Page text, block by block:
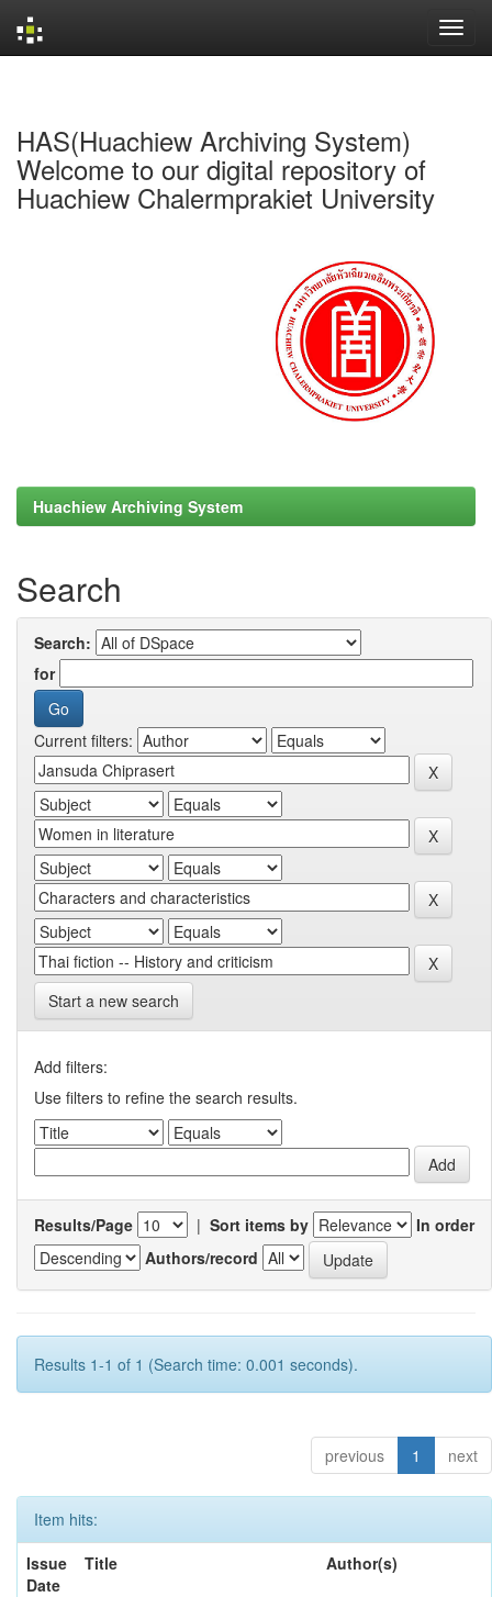
HAS(Huachiew Archiving System)
Welcome to our digital repository of
Huachiew Chalermprakiet University
Huachiew Archiving System
Search
Search:
for
Current filters:
Start a new search
Add filters:
Use filters to refine the search results.
Results/Page | Sort items by
In order
Authors/record
Results 1-1 of 1 (Search time: 0.001 seconds).
previous 1 next
Item hits:
Issue
Date
Title Author(s)